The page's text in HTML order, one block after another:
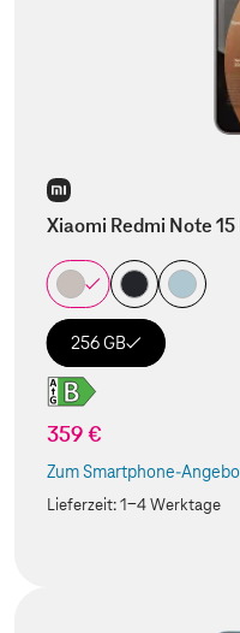
Xiaomi Redmi Note 15
256 GB
359 €
Zum Smartphone-
(Der Link wird in einem
Lieferzeit:1-4 Werktage